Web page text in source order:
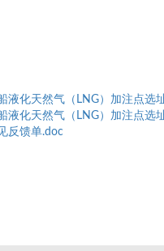
液化天然气（LNG）加注点选
液化天然气（LNG）加注点选
反馈单.doc